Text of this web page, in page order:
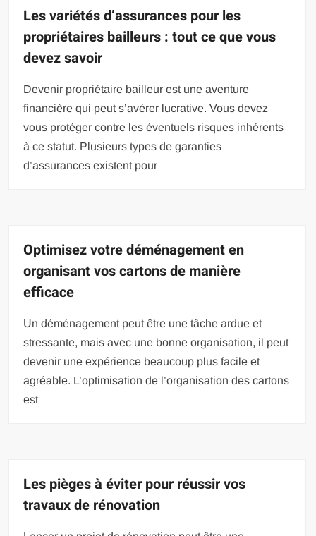
Les variétés d’assurances pour les
propriétaires bailleurs : tout ce que vous
devez savoir
Devenir propriétaire bailleur est une aventure
financière qui peut s’avérer lucrative. Vous devez
vous protéger contre les éventuels risques inhérents
à ce statut. Plusieurs types de garanties
d’assurances existent pour
Optimisez votre déménagement en
organisant vos cartons de manière
efficace
Un déménagement peut être une tâche ardue et
stressante, mais avec une bonne organisation, il peut
devenir une expérience beaucoup plus facile et
agréable. L’optimisation de l’organisation des cartons
est
Les pièges à éviter pour réussir vos
travaux de rénovation